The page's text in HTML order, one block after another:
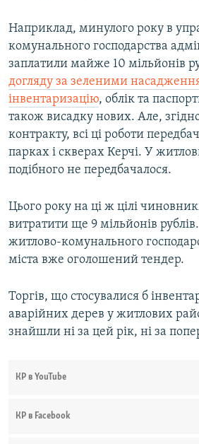
Наприклад, минулого року в
комунального господарства
заплатили майже 10 мільйонів
догляду за зеленими
інвентаризацію, облік та
також висадку нових. Але,
контракту, всі ці роботи
парках і скверах Керчі. У
подібного не передбачалося.
Цього року на ці ж цілі
витратити ще 9 мільйонів
житлово-комунального
міста вже оголошений тендер.
Торгів, що стосувалися б
аварійних дерев у житлових
знайшли ні за цей рік, ні за
КР в YouTube
КР в Facebook